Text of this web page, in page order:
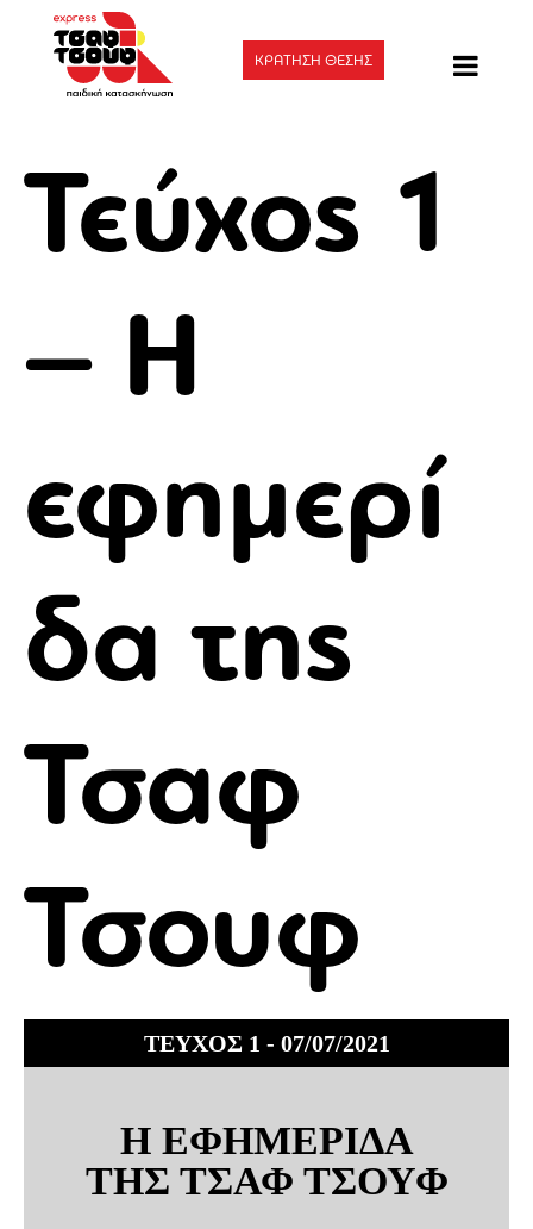
ΚΡΑΤΗΣΗ ΘΕΣΗΣ
Τεύχος 1
– Η
εφημερί
δα της
Τσαφ
Τσουφ
ΤΕΥΧΟΣ 1 - 07/07/2021
Η ΕΦΗΜΕΡΙΔΑ
ΤΗΣ ΤΣΑΦ ΤΣΟΥΦ